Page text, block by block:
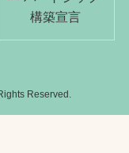
Reserved.